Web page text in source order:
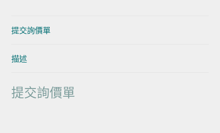
提交詢價單
描述
提交詢價單